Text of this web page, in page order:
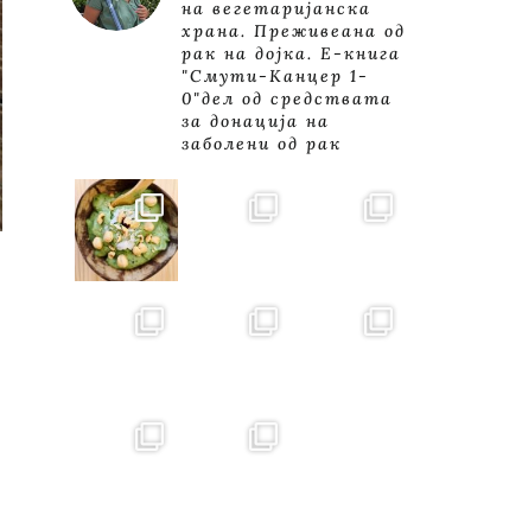
на вегетаријанска
храна. Преживеана од
рак на дојка. E-книга
"Смути-Канцер 1-
0"дел од средствата
за донација на
заболени од рак